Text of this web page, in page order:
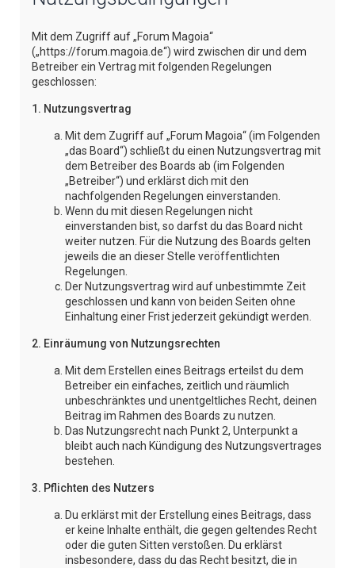
Mit dem Zugriff auf „Forum Magoia“
(„https://forum.magoia.de“) wird zwischen dir und dem
Betreiber ein Vertrag mit folgenden Regelungen
geschlossen:
1. Nutzungsvertrag
Mit dem Zugriff auf „Forum Magoia“ (im Folgenden
„das Board“) schließt du einen Nutzungsvertrag mit
dem Betreiber des Boards ab (im Folgenden
„Betreiber“) und erklärst dich mit den
nachfolgenden Regelungen einverstanden.
Wenn du mit diesen Regelungen nicht
einverstanden bist, so darfst du das Board nicht
weiter nutzen. Für die Nutzung des Boards gelten
jeweils die an dieser Stelle veröffentlichten
Regelungen.
Der Nutzungsvertrag wird auf unbestimmte Zeit
geschlossen und kann von beiden Seiten ohne
Einhaltung einer Frist jederzeit gekündigt werden.
2. Einräumung von Nutzungsrechten
Mit dem Erstellen eines Beitrags erteilst du dem
Betreiber ein einfaches, zeitlich und räumlich
unbeschränktes und unentgeltliches Recht, deinen
Beitrag im Rahmen des Boards zu nutzen.
Das Nutzungsrecht nach Punkt 2, Unterpunkt a
bleibt auch nach Kündigung des Nutzungsvertrages
bestehen.
3. Pflichten des Nutzers
Du erklärst mit der Erstellung eines Beitrags, dass
er keine Inhalte enthält, die gegen geltendes Recht
oder die guten Sitten verstoßen. Du erklärst
insbesondere, dass du das Recht besitzt, die in